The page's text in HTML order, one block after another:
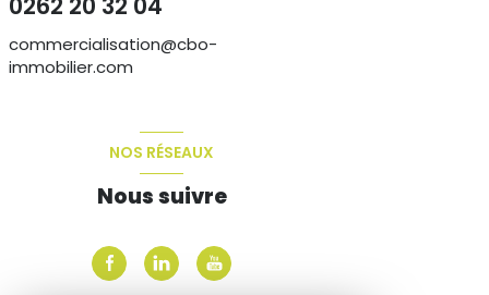
commercialisation@cbo-
immobilier.com
NOS RÉSEAUX
Nous suivre